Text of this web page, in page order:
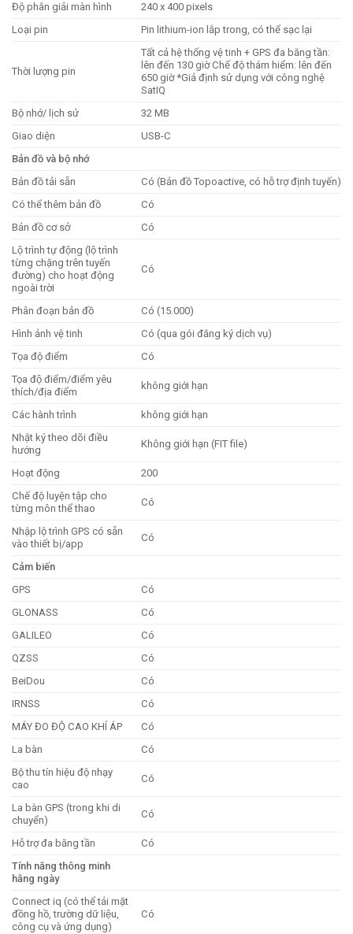
Độ phân giải màn hình
240 x 400 pixels
Loại pin
Pin lithium-ion lắp trong, có thể sạc lại
Thời lượng pin
Tất cả hệ thống vệ tinh + GPS đa băng tần:
lên đến 130 giờ Chế độ thám hiểm: lên đến
650 giờ *Giả định sử dụng với công nghệ
SatIQ
Bộ nhớ/ lịch sử
32 MB
Giao diện
USB-C
Bản đồ và bộ nhớ
Bản đồ tải sẵn
Có (Bản đồ Topoactive, có hỗ trợ định tuyến)
Có thể thêm bản đồ
Có
Bản đồ cơ sở
Có
Lộ trình tự động (lộ trình
từng chặng trên tuyến
đường) cho hoạt động
ngoài trời
Có
Phân đoạn bản đồ
Có (15.000)
Hình ảnh vệ tinh
Có (qua gói đăng ký dịch vụ)
Tọa độ điểm
Có
Tọa độ điểm/điểm yêu
thích/địa điểm
không giới hạn
Các hành trình
không giới hạn
Nhật ký theo dõi điều
hướng
Không giới hạn (FIT file)
Hoạt động
200
Chế độ luyện tập cho
từng môn thể thao
Có
Nhập lộ trình GPS có sẵn
vào thiết bị/app
Có
Cảm biến
GPS
Có
GLONASS
Có
GALILEO
Có
QZSS
Có
BeiDou
Có
IRNSS
Có
MÁY ĐO ĐỘ CAO KHÍ ÁP
Có
La bàn
Có
Bộ thu tín hiệu độ nhạy
cao
Có
La bàn GPS (trong khi di
chuyển)
Có
Hỗ trợ đa băng tần
Có
Tính năng thông minh
hằng ngày
Connect iq (có thể tải mặt
đồng hồ, trường dữ liệu,
công cụ và ứng dụng)
Có